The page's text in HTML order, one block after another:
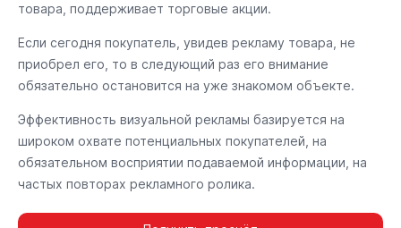
товара, поддерживает торговые акции.
Если сегодня покупатель, увидев рекламу товара, не
приобрел его, то в следующий раз его внимание
обязательно остановится на уже знакомом объекте.
Эффективность визуальной рекламы базируется на
широком охвате потенциальных покупателей, на
обязательном восприятии подаваемой информации, на
частых повторах рекламного ролика.